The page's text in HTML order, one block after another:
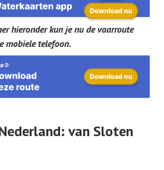
hieronder kun je nu de vaarroute
mobiele telefoon.
van Sloten